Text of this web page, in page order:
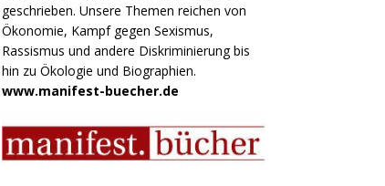
geschrieben. Unsere Themen reichen von
Ökonomie, Kampf gegen Sexismus,
Rassismus und andere Diskriminierung bis
hin zu Ökologie und Biographien.
www.manifest-buecher.de